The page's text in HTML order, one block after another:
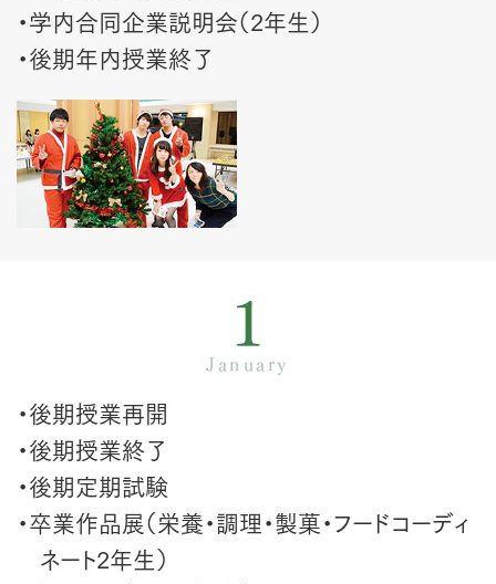
・学内合同企業説明会（2年生）
・後期年内授業終了
1
January
・後期授業再開
・後期授業終了
・後期定期試験
・卒業作品展（栄養・調理・製菓・フードコーディ
ネート2年生）